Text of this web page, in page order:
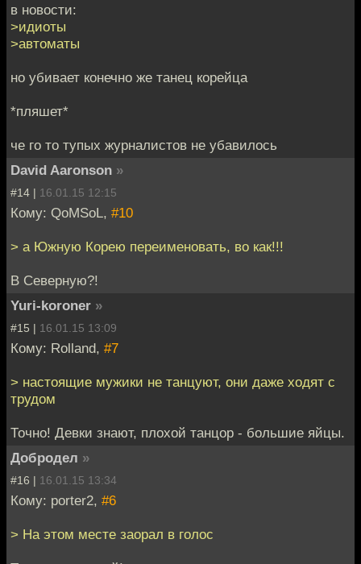
в новости:
>идиоты
>автоматы
но убивает конечно же танец корейца
*пляшет*
че го то тупых журналистов не убавилось
David Aaronson »
#14 | 16.01.15 12:15
Кому: QoMSoL, #10
> а Южную Корею переименовать, во как!!!
В Северную?!
Yuri-koroner »
#15 | 16.01.15 13:09
Кому: Rolland, #7
> настоящие мужики не танцуют, они даже ходят с
трудом
Точно! Девки знают, плохой танцор - большие яйцы.
Добродел »
#16 | 16.01.15 13:34
Кому: porter2, #6
> На этом месте заорал в голос